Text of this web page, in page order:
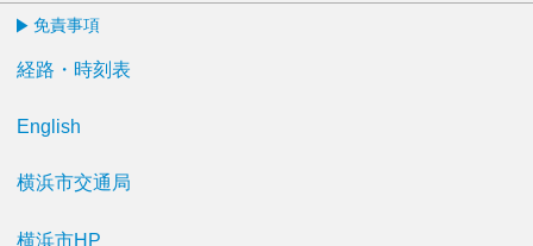
免責事項
経路・時刻表
English
横浜市交通局
横浜市HP